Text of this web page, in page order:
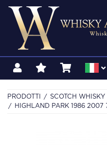
PRODOTTI SCOTCH WHISKY
HIGHLAND PARK 1986 2007